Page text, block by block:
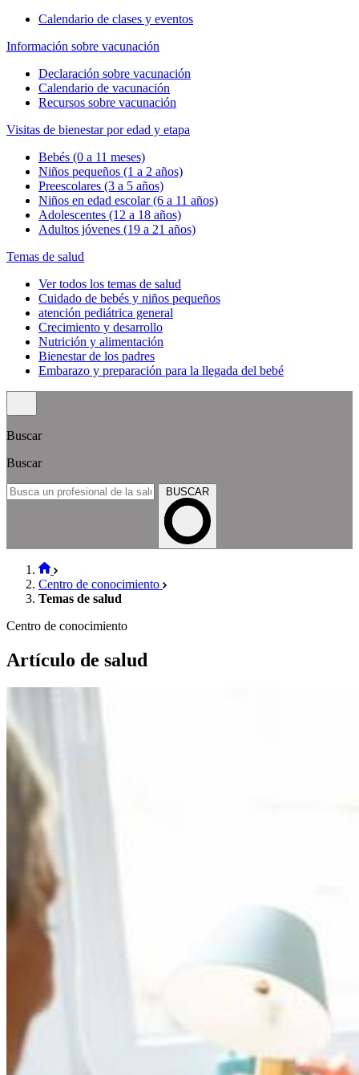
Calendario de clases y eventos
Información sobre vacunación
Declaración sobre vacunación
Calendario de vacunación
Recursos sobre vacunación
Visitas de bienestar por edad y etapa
Bebés (0 a 11 meses)
Niños pequeños (1 a 2 años)
Preescolares (3 a 5 años)
Niños en edad escolar (6 a 11 años)
Adolescentes (12 a 18 años)
Adultos jóvenes (19 a 21 años)
Temas de salud
Ver todos los temas de salud
Cuidado de bebés y niños pequeños
atención pediátrica general
Crecimiento y desarrollo
Nutrición y alimentación
Bienestar de los padres
Embarazo y preparación para la llegada del bebé
Buscar
Buscar
BUSCAR
Centro de conocimiento
Temas de salud
Centro de conocimiento
Artículo de salud